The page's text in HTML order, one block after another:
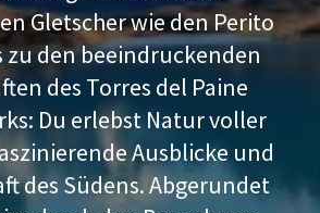
Gletscher wie den Perito
zu den beeindruckenden
des Torres del Paine
Du erlebst Natur voller
Ausblicke und
des Südens. Abgerundet